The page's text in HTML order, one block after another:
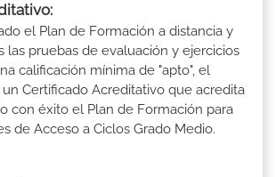
el Plan de Formación a distancia y
las pruebas de evaluación y ejercicios
calificación mínima de "apto", el
Certificado Acreditativo que acredita
con éxito el Plan de Formación para
de Acceso a Ciclos Grado Medio.